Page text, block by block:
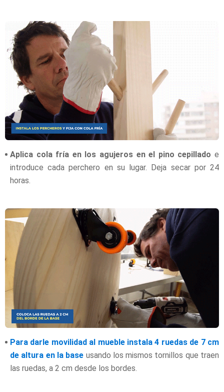
Aplica cola fría en los agujeros en el pino cepillado e
introduce cada perchero en su lugar. Deja secar por 24
horas.
Para darle movilidad al mueble instala 4 ruedas de 7 cm
de altura en la base usando los mismos tornillos que traen
las ruedas, a 2 cm desde los bordes.